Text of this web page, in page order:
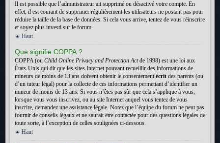
Il est possible que l’administrateur ait supprimé ou désactivé votre compte. En
effet, il est courant de supprimer régulièrement les utilisateurs ne postant pas pour
réduire la taille de la base de données. Si cela vous arrive, tentez de vous réinscrire
et soyez plus investi sur le forum.
Haut
Que signifie COPPA ?
COPPA (ou Child Online Privacy and Protection Actde 1998) est une loi aux
États-Unis qui dit que les sites Internet pouvant recueillir des informations de
mineurs de moins de 13 ans doivent obtenir le consentementécrit des parents (ou
d’un tuteur légal) pour la collecte de ces informations permettant d’identifier un
mineur de moins de 13 ans. Si vous n’êtes pas sûr que cela s’applique à vous,
lorsque vous vous inscrivez, ou au site Internet auquel vous tentez de vous
inscrire, demandez une assistance légale. Notez que l’équipe du forum ne peut pas
fournir de conseils légaux et ne saurait être contactée pour des questions légales de
toute sorte, à l’exception de celles soulignées ci-dessous.
Haut